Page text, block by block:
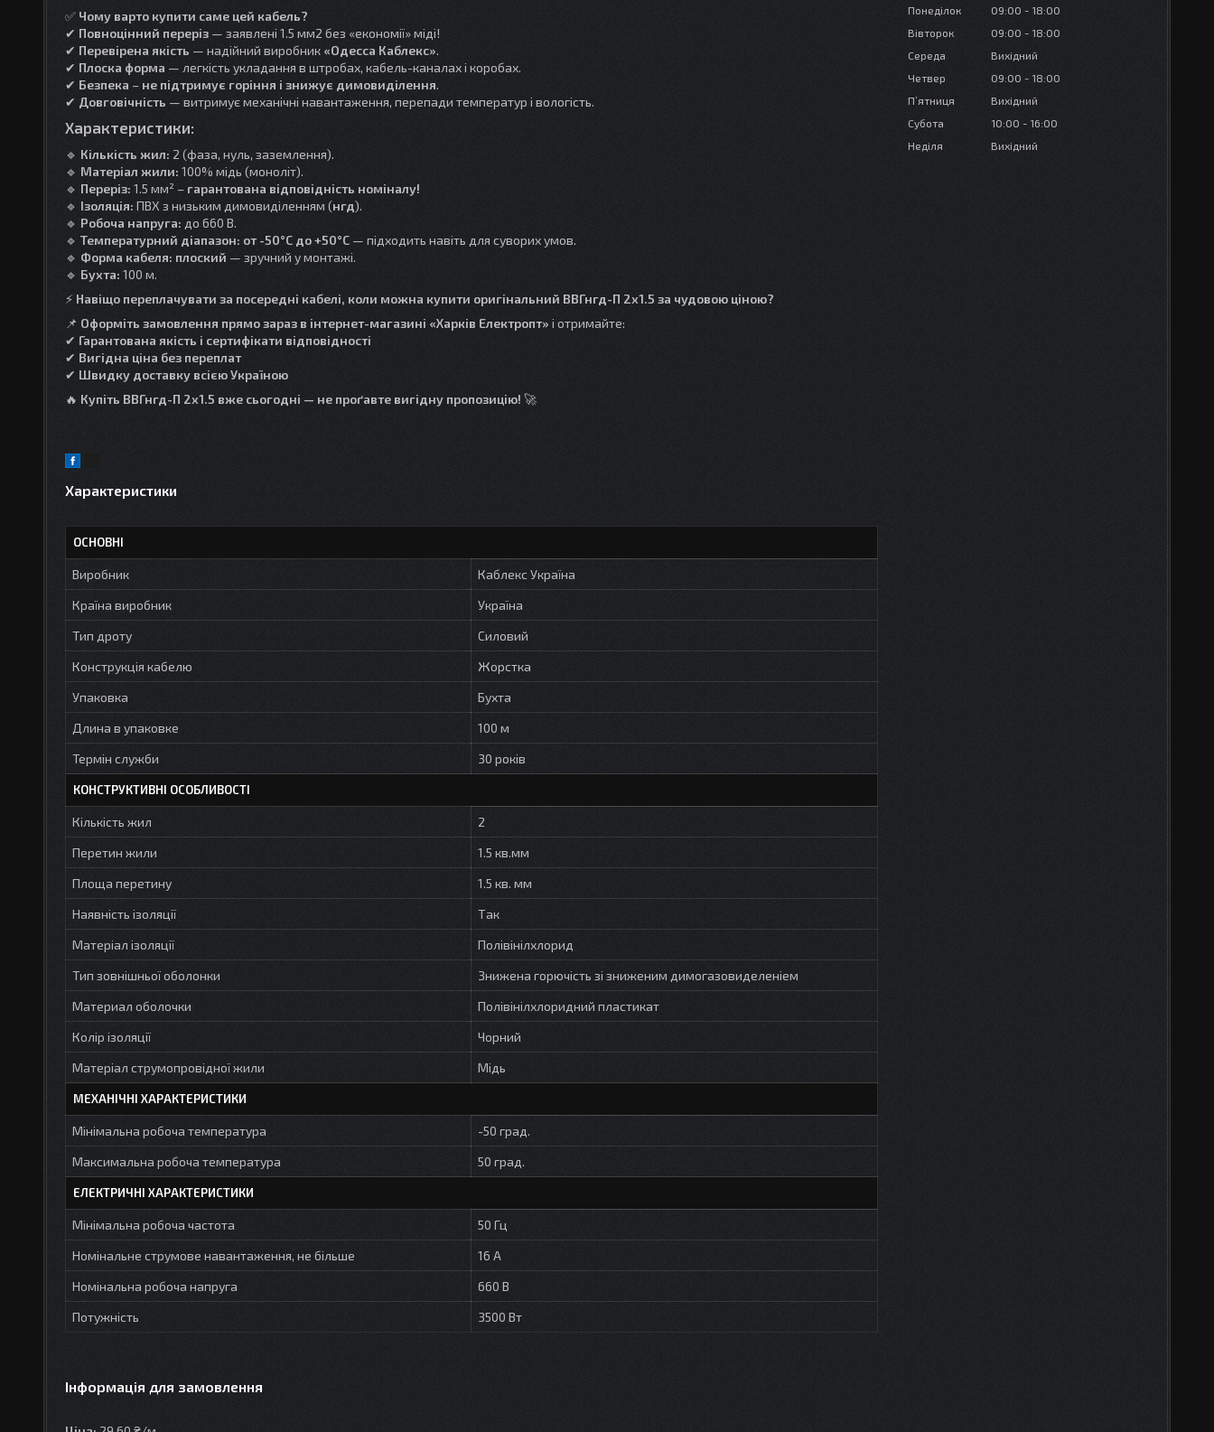
✅ Чому варто купити саме цей кабель?
✔ Повноцінний переріз — заявлені 1.5 мм2 без «економії» міді!
✔ Перевірена якість — надійний виробник «Одесса Каблекс».
✔ Плоска форма — легкість укладання в штробах, кабель-каналах і коробах.
✔ Безпека – не підтримує горіння і знижує димовиділення.
✔ Довговічність — витримує механічні навантаження, перепади температур і вологість.
Характеристики:
🔹 Кількість жил: 2 (фаза, нуль, заземлення).
🔹 Матеріал жили: 100% мідь (моноліт).
🔹 Переріз: 1.5 мм² – гарантована відповідність номіналу!
🔹 Ізоляція: ПВХ з низьким димовиділенням (нгд).
🔹 Робоча напруга: до 660 В.
🔹 Температурний діапазон: от -50°C до +50°C — підходить навіть для суворих умов.
🔹 Форма кабеля: плоский — зручний у монтажі.
🔹 Бухта: 100 м.
⚡ Навіщо переплачувати за посередні кабелі, коли можна купити оригінальний ВВГнгд-П 2x1.5 за чудовою ціною?
📌 Оформіть замовлення прямо зараз в інтернет-магазині «Харків Електропт» і отримайте:
✔ Гарантована якість і сертифікати відповідності
✔ Вигідна ціна без переплат
✔ Швидку доставку всією Україною
🔥 Купіть ВВГнгд-П 2x1.5 вже сьогодні — не проґавте вигідну пропозицію! 🚀
Характеристики
ОСНОВНІ
Виробник
Каблекс Україна
Країна виробник
Україна
Тип дроту
Силовий
Конструкція кабелю
Жорстка
Упаковка
Бухта
Длина в упаковке
100 м
Термін служби
30 років
КОНСТРУКТИВНІ ОСОБЛИВОСТІ
Кількість жил
2
Перетин жили
1.5 кв.мм
Площа перетину
1.5 кв. мм
Наявність ізоляції
Так
Матеріал ізоляції
Полівінілхлорид
Тип зовнішньої оболонки
Знижена горючість зі зниженим димогазовиделеніем
Материал оболочки
Полівінілхлоридний пластикат
Колір ізоляції
Чорний
Матеріал струмопровідної жили
Мідь
МЕХАНІЧНІ ХАРАКТЕРИСТИКИ
Мінімальна робоча температура
-50 град.
Максимальна робоча температура
50 град.
ЕЛЕКТРИЧНІ ХАРАКТЕРИСТИКИ
Мінімальна робоча частота
50 Гц
Номінальне струмове навантаження, не більше
16 А
Номінальна робоча напруга
660 В
Потужність
3500 Вт
Інформація для замовлення
Понеділок 09:00
18:00
Вівторок
09:00
18:00
Середа
Вихідний
Четвер
09:00
18:00
Пʼятниця
Вихідний
Субота
10:00
16:00
Неділя
Вихідний